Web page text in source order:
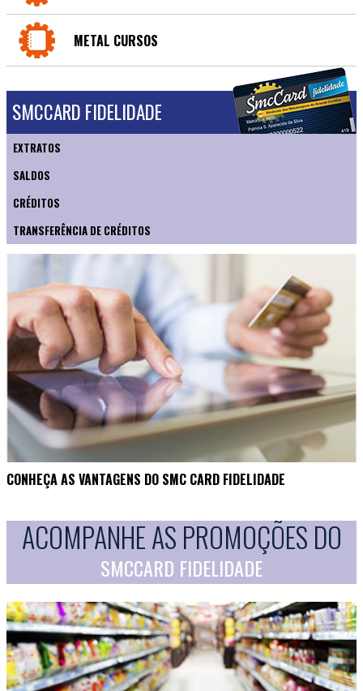
METAL CURSOS
SMCCARD FIDELIDADE
EXTRATOS
SALDOS
CRÉDITOS
TRANSFERÊNCIA DE CRÉDITOS
CONHEÇA AS VANTAGENS DO SMC CARD FIDELIDADE
ACOMPANHE AS PROMOÇÕES DO
SMCCARD FIDELIDADE